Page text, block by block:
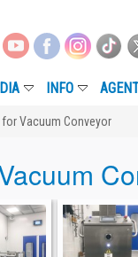
INFO
Vacuum Conveyor